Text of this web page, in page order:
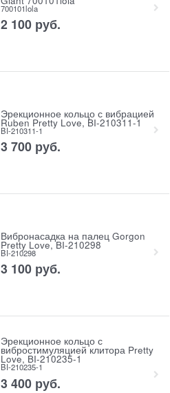
700101lola
2 100 руб.
Эрекционное кольцо с вибрацией
Ruben Pretty Love, BI-210311-1
BI-210311-1
3 700 руб.
Вибронасадка на палец Gorgon
Pretty Love, BI-210298
BI-210298
3 100 руб.
Эрекционное кольцо с
вибростимуляцией клитора Pretty
Love, BI-210235-1
BI-210235-1
3 400 руб.